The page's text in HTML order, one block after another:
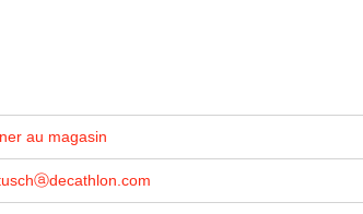
au magasin